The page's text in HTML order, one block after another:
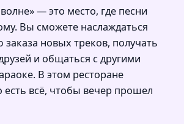
— это место, где песни
Вы сможете наслаждаться
новых треков, получать
и общаться с другими
В этом ресторане
есть всё, чтобы вечер прошел